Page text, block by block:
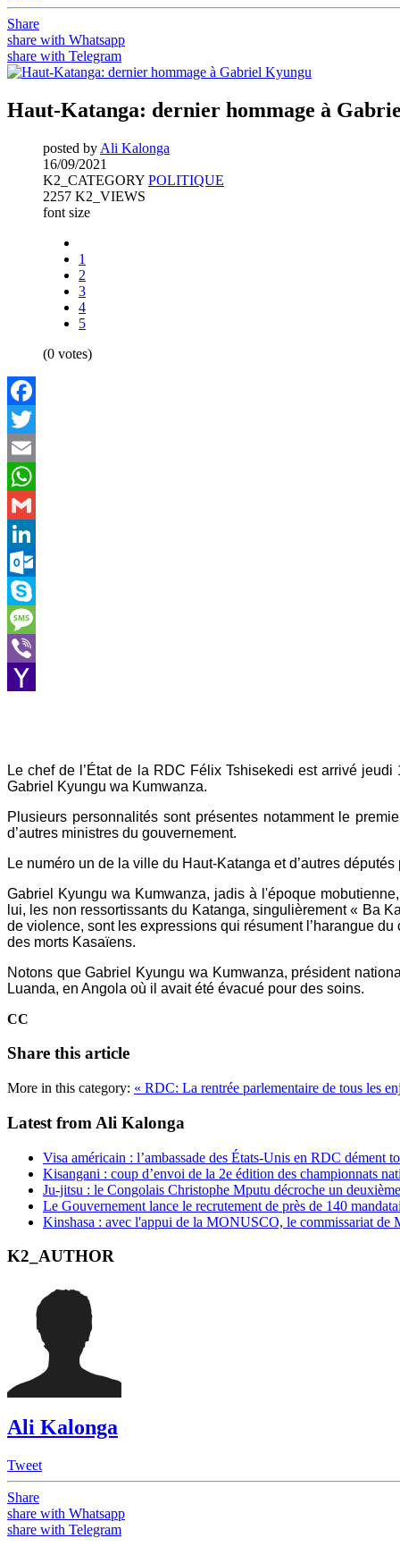
Share
share with Whatsapp
share with Telegram
Haut-Katanga: dernier hommage à
posted by Ali Kalonga
16/09/2021
K2_CATEGORY POLITIQUE
2257 K2_VIEWS
font size
1
2
3
4
5
(0 votes)
Facebook
Twitter
Email
WhatsApp
Gmail
LinkedIn
Outlook.com
Skype
Message
Viber
Le chef de l’État de la RDC Félix Tshisekedi est arrivé
Gabriel Kyungu wa Kumwanza.
Plusieurs personnalités sont présentes notamment le
d’autres ministres du gouvernement.
Le numéro un de la ville du Haut-Katanga et d’autres
Gabriel Kyungu wa Kumwanza, jadis à l'époque
lui, les non ressortissants du Katanga, singulièrement « Ba
de violence, sont les expressions qui résument l’harangue
des morts Kasaïens.
Notons que Gabriel Kyungu wa Kumwanza, président
Luanda, en Angola où il avait été évacué pour des soins.
CC
Share this article
More in this category: « RDC: La rentrée parlementaire de tous les
Latest from Ali Kalonga
Visa américain : l’ambassade des États-Unis en RDC dément
Kisangani : coup d’envoi de la 2e édition des championnats
Ju-jitsu : le Congolais Christophe Mputu décroche un
Le Gouvernement lance le recrutement de près de 140
Kinshasa : avec l'appui de la MONUSCO, le commissariat de
K2_AUTHOR
Ali Kalonga
Tweet
Share
share with Whatsapp
share with Telegram